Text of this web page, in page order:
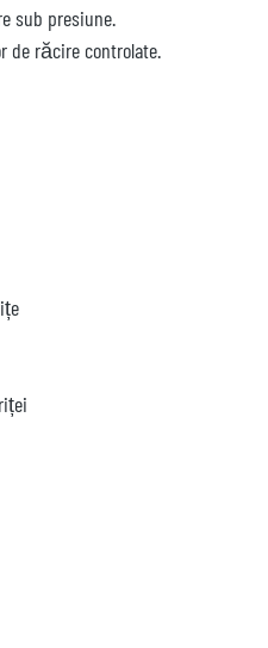
sub presiune.
de răcire controlate.